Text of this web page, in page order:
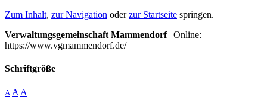
Zum Inhalt, zur Navigation oderzur Startseite springen.
Verwaltungsgemeinschaft Mammendorf| Online:
https://www.vgmammendorf.de/
Schriftgröße
A A A